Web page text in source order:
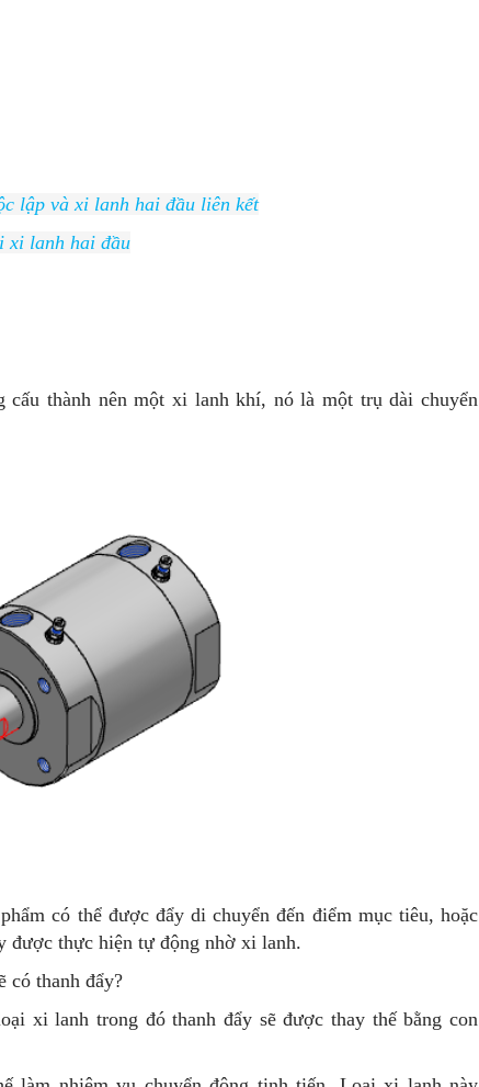
lập và xi lanh hai đầu liên kết
xi lanh hai đầu
cấu thành nên một xi lanh khí, nó là một trụ dài chuyển
có thể được đẩy di chuyển đến điểm mục tiêu, hoặc
được thực hiện tự động nhờ xi lanh.
có thanh đẩy?
xi lanh trong đó thanh đẩy sẽ được thay thế bằng con